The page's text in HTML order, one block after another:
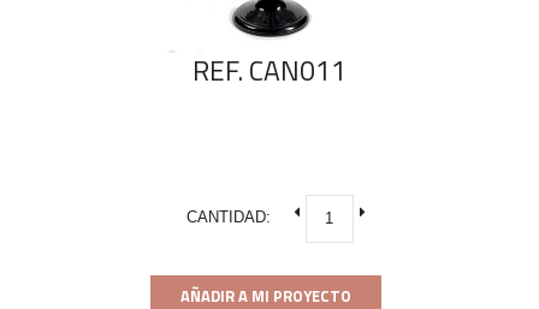
REF. CAN011
CANTIDAD:
AÑADIR A MI PROYECTO